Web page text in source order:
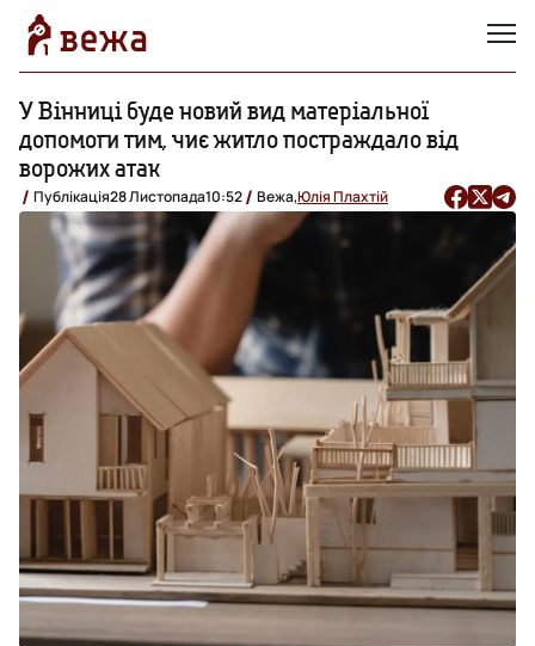
У Вінниці буде новий вид матеріальної
допомоги тим, чиє житло постраждало від
ворожих атак
Публікація28 Листопада10:52 Вежа,Юлія Плахтій